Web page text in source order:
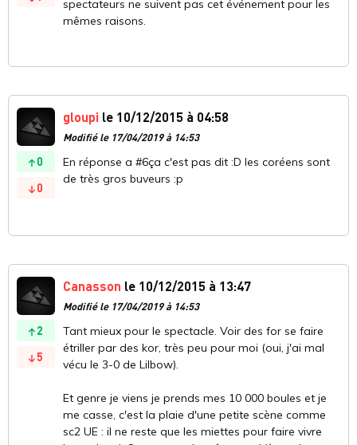
spectateurs ne suivent pas cet événement pour les
mêmes raisons.
0
0
gloupi le 10/12/2015 à 04:58
Modifié le 17/04/2019 à 14:53
En réponse a #6ça c'est pas dit :D les coréens sont
de très gros buveurs :p
2
5
Canasson le 10/12/2015 à 13:47
Modifié le 17/04/2019 à 14:53
Tant mieux pour le spectacle. Voir des for se faire
étriller par des kor, très peu pour moi (oui, j'ai mal
vécu le 3-0 de Lilbow).
Et genre je viens je prends mes 10 000 boules et je
me casse, c'est la plaie d'une petite scène comme
sc2 UE : il ne reste que les miettes pour faire vivre